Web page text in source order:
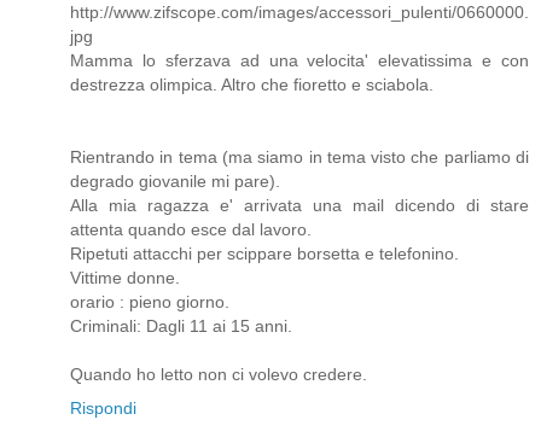
http://www.zifscope.com/images/accessori_pulenti/0660000.
jpg
Mamma lo sferzava ad una velocita' elevatissima e con
destrezza olimpica. Altro che fioretto e sciabola.
Rientrando in tema (ma siamo in tema visto che parliamo di
degrado giovanile mi pare).
Alla mia ragazza e' arrivata una mail dicendo di stare
attenta quando esce dal lavoro.
Ripetuti attacchi per scippare borsetta e telefonino.
Vittime donne.
orario : pieno giorno.
Criminali: Dagli 11 ai 15 anni.
Quando ho letto non ci volevo credere.
Rispondi